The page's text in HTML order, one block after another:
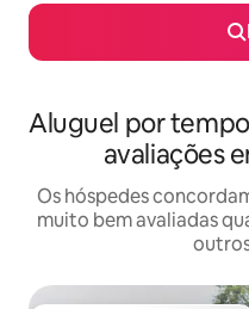
Aluguel por
avaliações
Os hóspedes
muito bem avaliadas